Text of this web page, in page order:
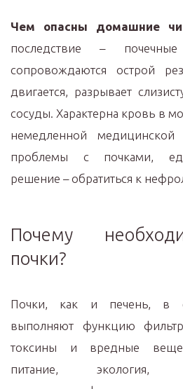
Чем опасны домашние
последствие –
сопровождаются острой
двигается, разрывает
сосуды. Характерна кровь в
немедленной
проблемы с почками,
решение – обратиться к
Почему
почки?
Почки, как и печень, в
выполняют функцию
токсины и вредные
питание, экология,